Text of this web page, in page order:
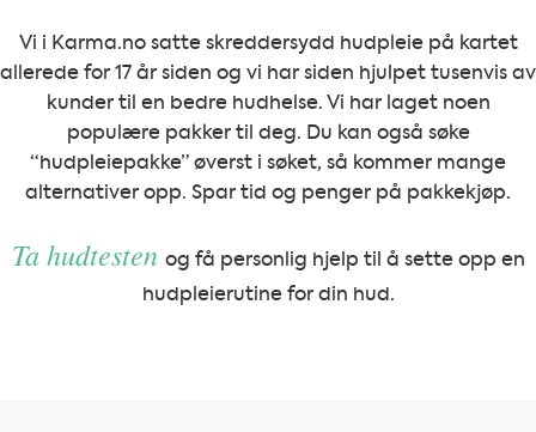
Vi i Karma.no satte skreddersydd hudpleie på kartet
allerede for 17 år siden og vi har siden hjulpet tusenvis av
kunder til en bedre hudhelse. Vi har laget noen
populære pakker til deg. Du kan også søke
“hudpleiepakke” øverst i søket, så kommer mange
alternativer opp. Spar tid og penger på pakkekjøp.
Ta hudtesten og få personlig hjelp til å sette opp en
hudpleierutine for din hud.